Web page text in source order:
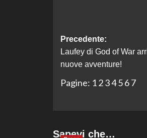
Navigazione
articolo
Precedente:
Laufey di God of War
nuove avventure!
Pagine: 1 2 34 5 6 7
Sapevi che…